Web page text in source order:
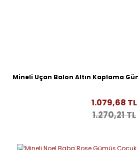
Mineli Uçan Balon Altın Kaplama
1.079,68 TL
1.270,21 TL